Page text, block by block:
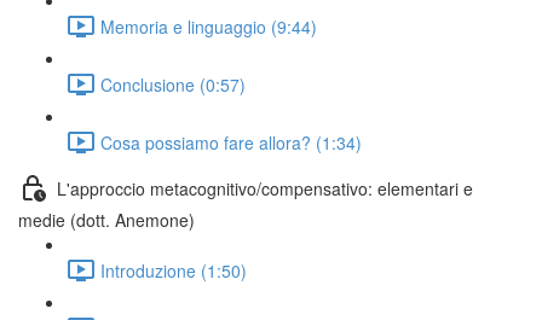
Memoria e linguaggio (9:44)
Conclusione (0:57)
Cosa possiamo fare allora? (1:34)
L'approccio metacognitivo/compensativo: elementari e
medie (dott. Anemone)
Introduzione (1:50)